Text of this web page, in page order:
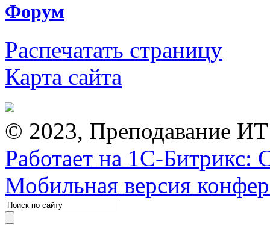
Форум
Распечатать страницу
Карта сайта
© 2023, Преподавание
Работает на 1С-Битрикс:
Мобильная версия